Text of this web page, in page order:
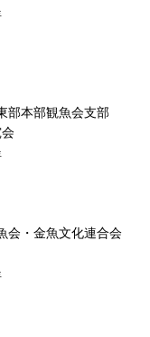
部本部観魚会支部
・金魚文化連合会